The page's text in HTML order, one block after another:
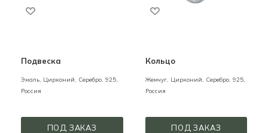
Подвеска
Эмаль, Цирконий, Серебро, 925,
Россия
ПОД ЗАКАЗ
Кольцо
Жемчуг, Цирконий, Серебро, 925,
Россия
ПОД ЗАКАЗ